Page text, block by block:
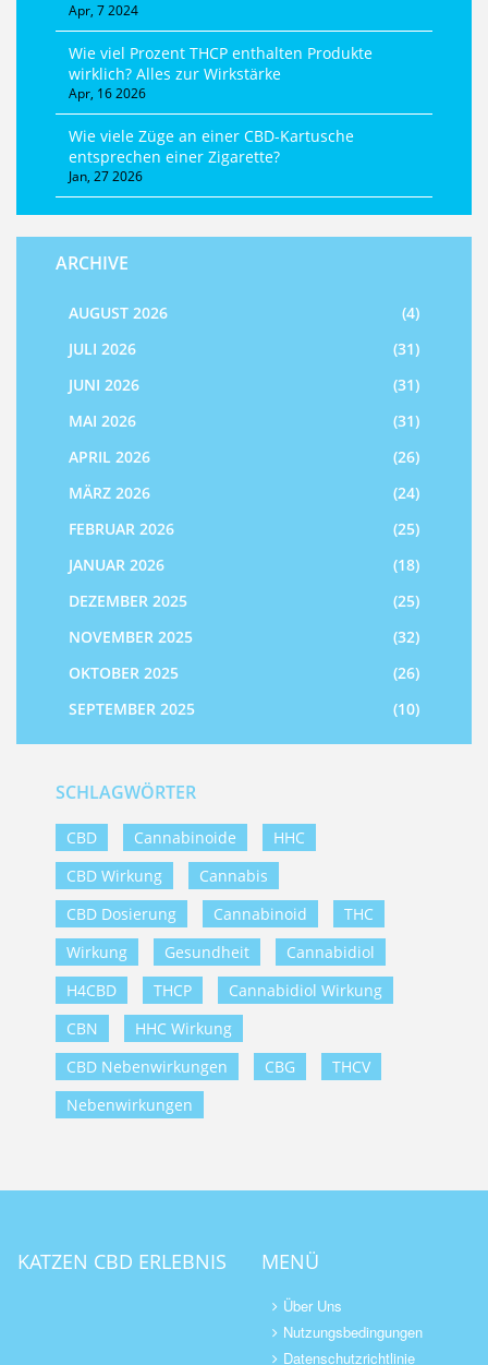
Apr, 7 2024
Wie viel Prozent THCP enthalten Produkte
wirklich? Alles zur Wirkstärke
Apr, 16 2026
Wie viele Züge an einer CBD-Kartusche
entsprechen einer Zigarette?
Jan, 27 2026
ARCHIVE
AUGUST 2026
(4)
JULI 2026
(31)
JUNI 2026
(31)
MAI 2026
(31)
APRIL 2026
(26)
MÄRZ 2026
(24)
FEBRUAR 2026
(25)
JANUAR 2026
(18)
DEZEMBER 2025
(25)
NOVEMBER 2025
(32)
OKTOBER 2025
(26)
SEPTEMBER 2025
(10)
SCHLAGWÖRTER
CBD Cannabinoide
HHC
CBD Wirkung
Cannabis
CBD Dosierung
Cannabinoid
THC
Wirkung
Gesundheit
Cannabidiol
H4CBD
THCP
Cannabidiol Wirkung
CBN
HHC Wirkung
CBD Nebenwirkungen
CBG
THCV
Nebenwirkungen
KATZEN CBD ERLEBNIS MENÜ
Über Uns
Nutzungsbedingungen
Datenschutzrichtlinie